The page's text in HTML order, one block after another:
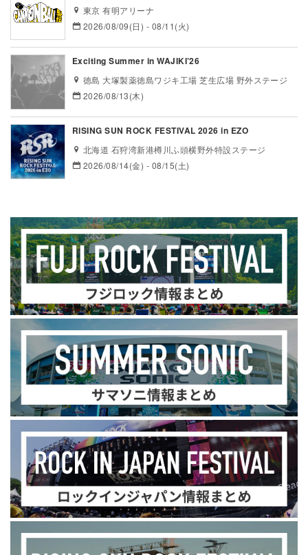
東京 有明アリーナ
2026/08/09(日) - 08/11(火)
Exciting Summer in WAJIKI’26
徳島 大塚製薬徳島ワジキ工場 芝生広場 野外ステージ
2026/08/13(木)
RISING SUN ROCK FESTIVAL 2026 in EZO
北海道 石狩湾新港樽川ふ頭横野外特設ステージ
2026/08/14(金) - 08/15(土)